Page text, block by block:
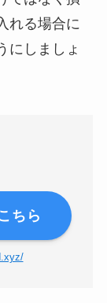
れる場合に
にしましょ
ちら